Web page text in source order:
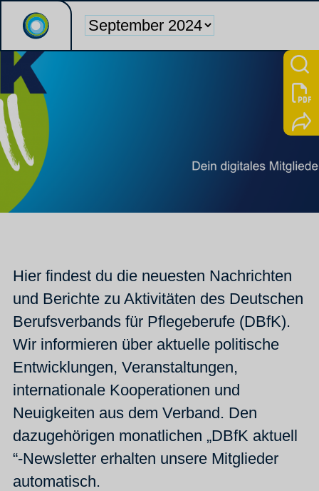
Hier findest du die neuesten Nachrichten
und Berichte zu Aktivitäten des Deutschen
Berufsverbands für Pflegeberufe (DBfK).
Wir informieren über aktuelle politische
Entwicklungen, Veranstaltungen,
internationale Kooperationen und
Neuigkeiten aus dem Verband. Den
dazugehörigen monatlichen „DBfK aktuell
“-Newsletter erhalten unsere Mitglieder
automatisch.